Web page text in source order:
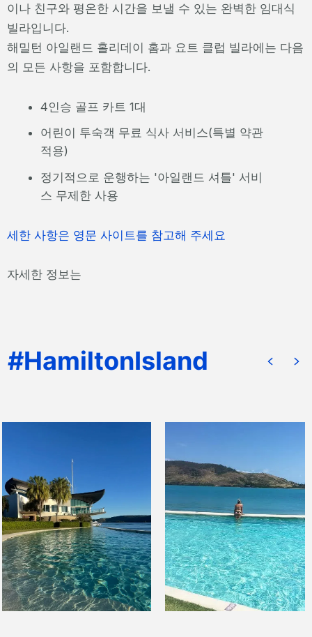
이나 친구와 평온한 시간을 보낼 수 있는 완벽한 임대식
빌라입니다.
해밀턴 아일랜드 홀리데이 홈과 요트 클럽 빌라에는 다음
의 모든 사항을 포함합니다.
4인승 골프 카트 1대
어린이 투숙객 무료 식사 서비스(특별 약관
적용)
정기적으로 운행하는 '아일랜드 셔틀' 서비
스 무제한 사용
세한 사항은 영문 사이트를 참고해 주세요
자세한 정보는